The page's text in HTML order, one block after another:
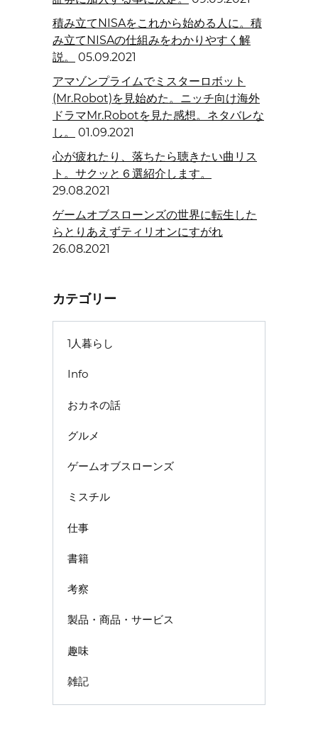
積み立てNISAをこれから始める人に。積
み立てNISAの仕組みをわかりやすく解
説。
05.09.2021
アマゾンプライムでミスターロボット
(Mr.Robot)を見始めた。ニッチ向け海外
ドラマMr.Robotを見た感想。ネタバレな
し。
01.09.2021
心が疲れたり、落ちたら聴きたい曲リス
ト。サクッと６選紹介します。
29.08.2021
ゲームオブスローンズの世界に転生した
らとりあえずティリオンにすがれ
26.08.2021
カテゴリー
1人暮らし
Info
おカネの話
グルメ
ゲームオブスローンズ
ミスチル
仕事
書籍
考察
製品・商品・サービス
趣味
雑記